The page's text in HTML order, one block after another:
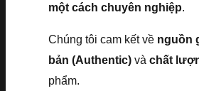
một cách chuyên nghiệp.
Chúng tôi cam kết về nguồn
bản (Authentic) và chất
phẩm.